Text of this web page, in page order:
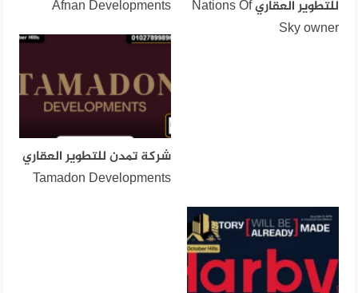
للتطوير العقاري Nations Of
Sky owner
Afnan Developments
شركة تمدن للتطوير العقاري
Tamadon Developments